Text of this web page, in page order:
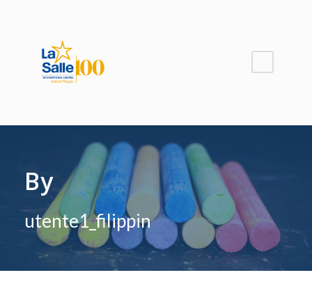
By
utente1_filippin